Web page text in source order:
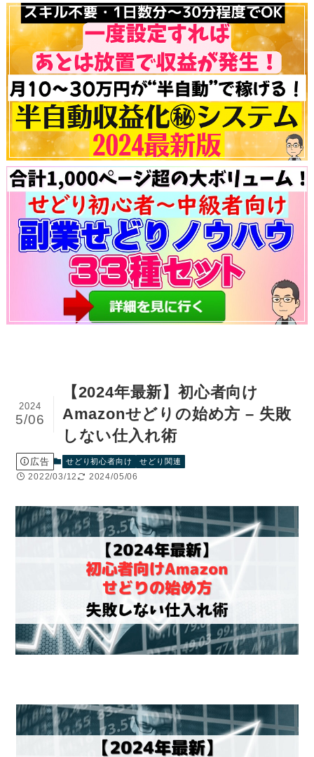
【2024年最新】初心者向け
Amazonせどりの始め方 – 失敗
しない仕入れ術
2024
5/06
広告 せどり初心者向け せどり関連
2022/03/12 2024/05/06